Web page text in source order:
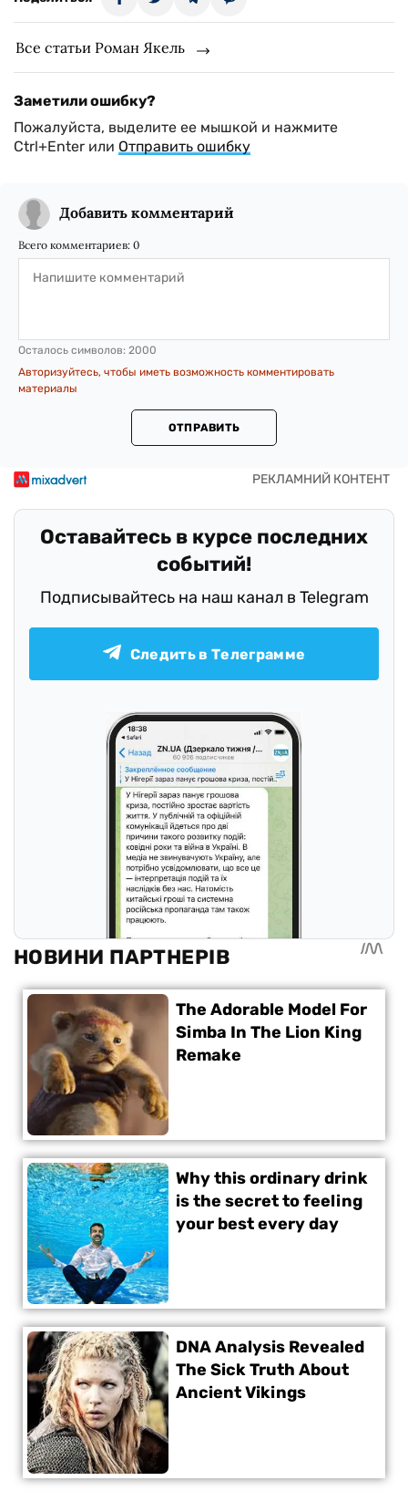
Все статьи Роман Якель
Заметили ошибку?
Пожалуйста, выделите ее мышкой и нажмите
Ctrl+Enter или Отправить ошибку
Добавить комментарий
Всего комментариев: 0
Осталось символов: 2000
Авторизуйтесь, чтобы иметь возможность комментировать
материалы
ОТПРАВИТЬ
Оставайтесь в курсе последних
событий!
Подписывайтесь на наш канал в Telegram
Следить в Телеграмме